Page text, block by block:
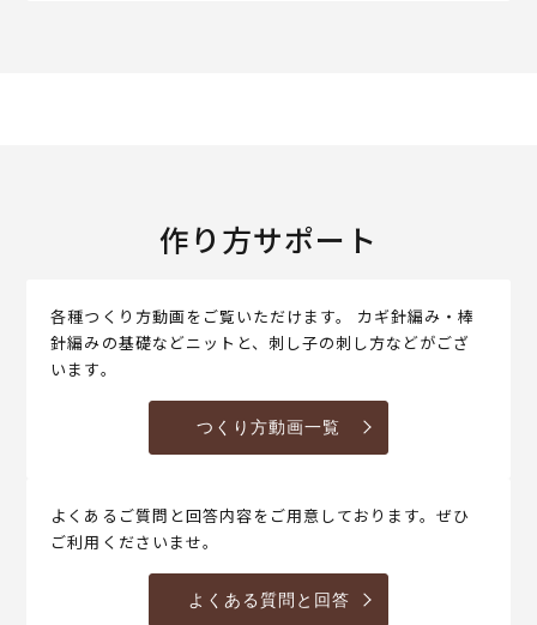
作り方サポート
各種つくり方動画をご覧いただけます。 カギ針編み・棒
針編みの基礎などニットと、刺し子の刺し方などがござ
います。
つくり方動画一覧
よくあるご質問と回答内容をご用意しております。ぜひ
ご利用くださいませ。
よくある質問と回答